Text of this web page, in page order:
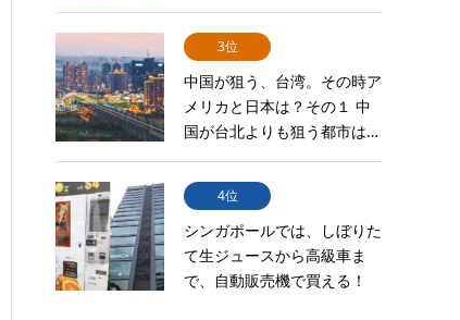
3位
中国が狙う、台湾。その時ア
メリカと日本は？その１ 中
国が台北よりも狙う都市は…
4位
シンガポールでは、しぼりた
て生ジュースから高級車ま
で、自動販売機で買える！